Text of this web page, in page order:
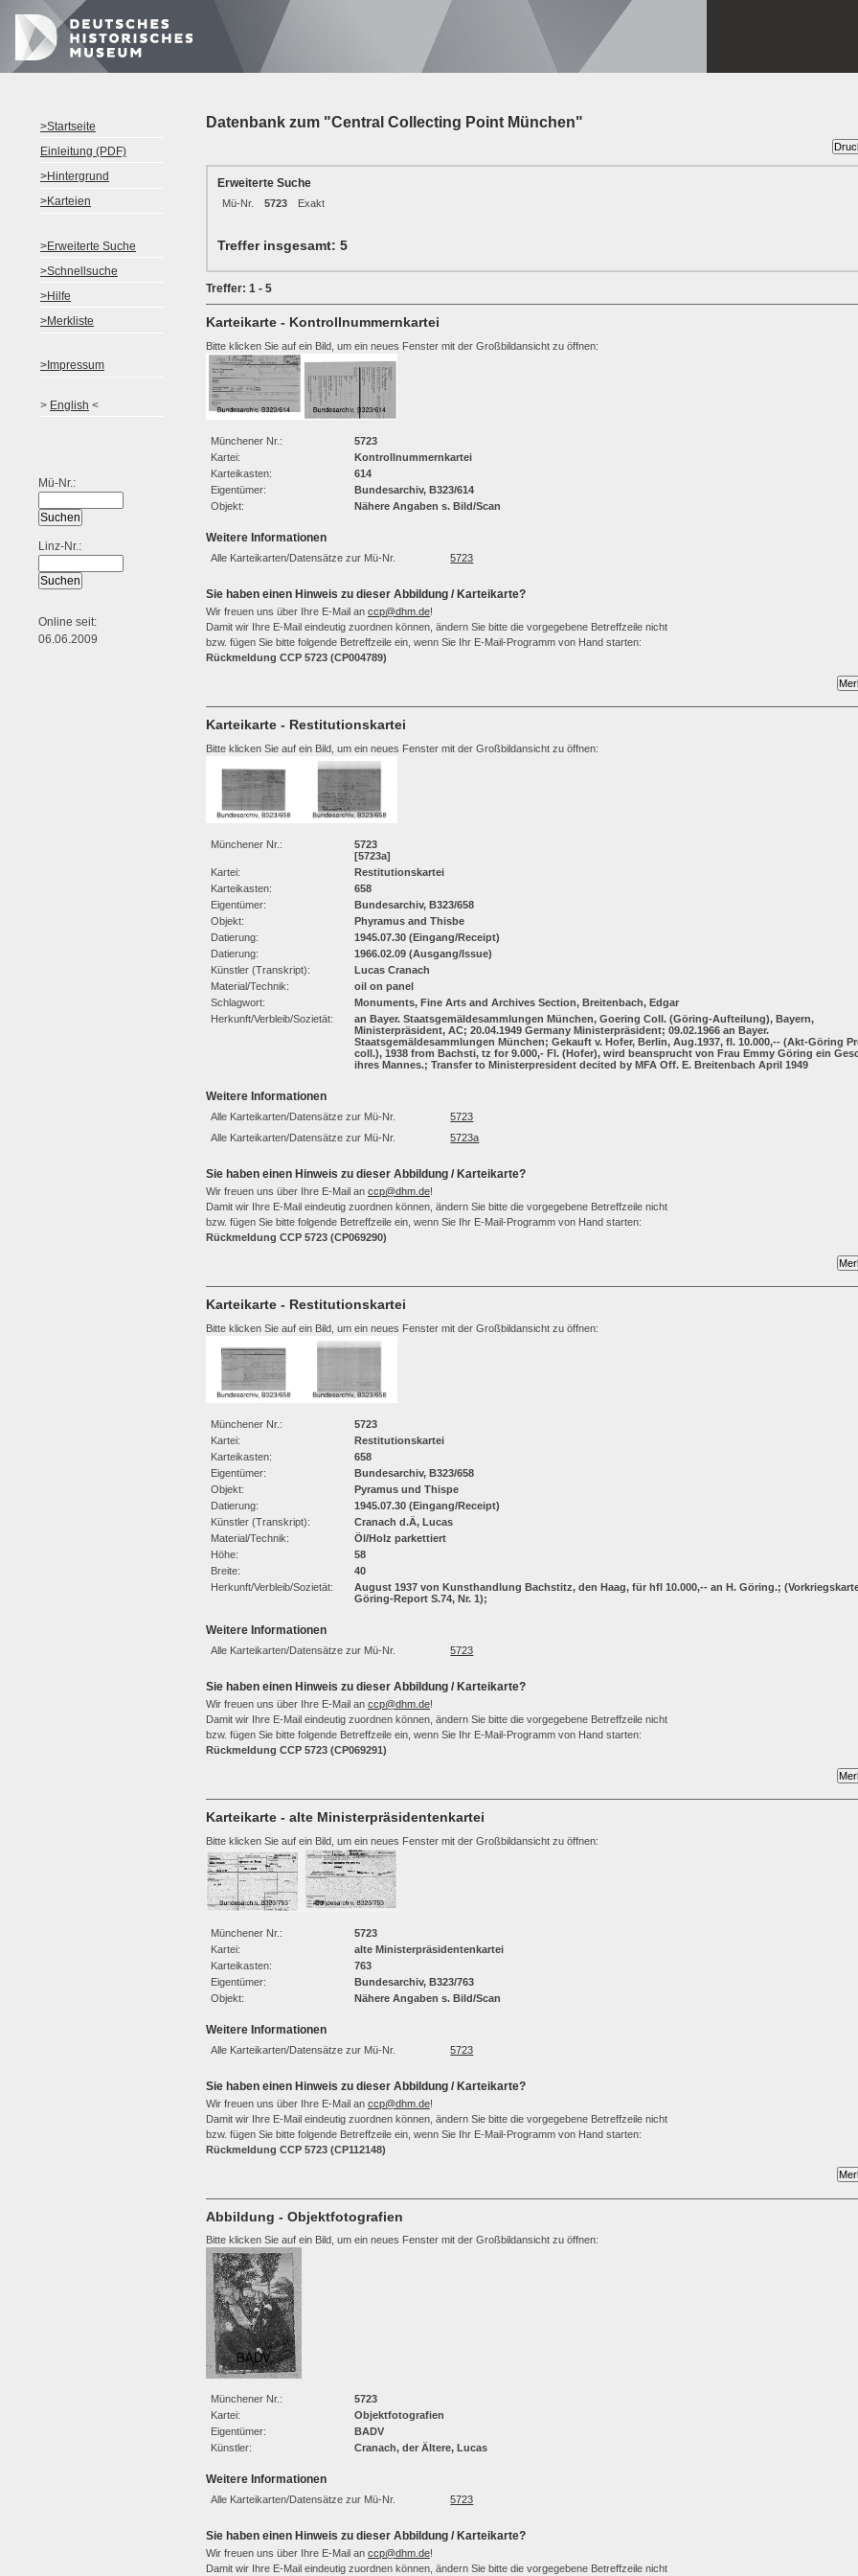
>Startseite
Einleitung (PDF)
>Hintergrund
>Karteien
>Erweiterte Suche
>Schnellsuche
>Hilfe
>Merkliste
>Impressum
> English <
Mü-Nr.:
Linz-Nr.:
Online seit:
06.06.2009
Datenbank zum "Central Collecting Point München"
Erweiterte Suche
Mü-Nr. 5723 Exakt
Treffer insgesamt: 5
Treffer: 1 - 5
Karteikarte - Kontrollnummernkartei
Bitte klicken Sie auf ein Bild, um ein neues Fenster mit der Großbildansicht zu öffnen:
Münchener Nr.:
5723
Kartei:
Kontrollnummernkartei
Karteikasten:
614
Eigentümer:
Bundesarchiv, B323/614
Objekt:
Nähere Angaben s. Bild/Scan
Weitere Informationen
Alle Karteikarten/Datensätze zur Mü-Nr. 5723
Sie haben einen Hinweis zu dieser Abbildung / Karteikarte?
Wir freuen uns über Ihre E-Mail an ccp@dhm.de!
Damit wir Ihre E-Mail eindeutig zuordnen können, ändern Sie bitte die vorgegebene Betreffzeile nicht
bzw. fügen Sie bitte folgende Betreffzeile ein, wenn Sie Ihr E-Mail-Programm von Hand starten:
Rückmeldung CCP 5723 (CP004789)
Karteikarte - Restitutionskartei
Bitte klicken Sie auf ein Bild, um ein neues Fenster mit der Großbildansicht zu öffnen:
Münchener Nr.:
5723
[5723a]
Kartei:
Restitutionskartei
Karteikasten:
658
Eigentümer:
Bundesarchiv, B323/658
Objekt:
Phyramus and Thisbe
Datierung:
1945.07.30 (Eingang/Receipt)
Datierung:
1966.02.09 (Ausgang/Issue)
Künstler (Transkript):
Lucas Cranach
Material/Technik:
oil on panel
Schlagwort:
Monuments, Fine Arts and Archives Section, Breitenbach, Edgar
Herkunft/Verbleib/Sozietät:
an Bayer. Staatsgemäldesammlungen München, Goering Coll. (Göring-Aufteilung), Bayern,
Ministerpräsident, AC; 20.04.1949 Germany Ministerpräsident; 09.02.1966 an Bayer.
Staatsgemäldesammlungen München; Gekauft v. Hofer, Berlin, Aug.1937, fl. 10.000,-- (Akt-Göring
coll.), 1938 from Bachsti, tz for 9.000,- Fl. (Hofer), wird beansprucht von Frau Emmy Göring ein
ihres Mannes.; Transfer to Ministerpresident decited by MFA Off. E. Breitenbach April 1949
Weitere Informationen
Alle Karteikarten/Datensätze zur Mü-Nr.
5723
Alle Karteikarten/Datensätze zur Mü-Nr.
5723a
Sie haben einen Hinweis zu dieser Abbildung / Karteikarte?
Wir freuen uns über Ihre E-Mail an ccp@dhm.de!
Damit wir Ihre E-Mail eindeutig zuordnen können, ändern Sie bitte die vorgegebene Betreffzeile nicht
bzw. fügen Sie bitte folgende Betreffzeile ein, wenn Sie Ihr E-Mail-Programm von Hand starten:
Rückmeldung CCP 5723 (CP069290)
Karteikarte - Restitutionskartei
Bitte klicken Sie auf ein Bild, um ein neues Fenster mit der Großbildansicht zu öffnen:
Münchener Nr.:
5723
Kartei:
Restitutionskartei
Karteikasten:
658
Eigentümer:
Bundesarchiv, B323/658
Objekt:
Pyramus und Thispe
Datierung:
1945.07.30 (Eingang/Receipt)
Künstler (Transkript):
Cranach d.Ä, Lucas
Material/Technik:
Öl/Holz parkettiert
Höhe:
58
Breite:
40
Herkunft/Verbleib/Sozietät:
August 1937 von Kunsthandlung Bachstitz, den Haag, für hfl 10.000,-- an H. Göring.;
Göring-Report S.74, Nr. 1);
Weitere Informationen
Alle Karteikarten/Datensätze zur Mü-Nr. 5723
Sie haben einen Hinweis zu dieser Abbildung / Karteikarte?
Wir freuen uns über Ihre E-Mail an ccp@dhm.de!
Damit wir Ihre E-Mail eindeutig zuordnen können, ändern Sie bitte die vorgegebene Betreffzeile nicht
bzw. fügen Sie bitte folgende Betreffzeile ein, wenn Sie Ihr E-Mail-Programm von Hand starten:
Rückmeldung CCP 5723 (CP069291)
Karteikarte - alte Ministerpräsidentenkartei
Bitte klicken Sie auf ein Bild, um ein neues Fenster mit der Großbildansicht zu öffnen:
Münchener Nr.:
5723
Kartei:
alte Ministerpräsidentenkartei
Karteikasten:
763
Eigentümer:
Bundesarchiv, B323/763
Objekt:
Nähere Angaben s. Bild/Scan
Weitere Informationen
Alle Karteikarten/Datensätze zur Mü-Nr. 5723
Sie haben einen Hinweis zu dieser Abbildung / Karteikarte?
Wir freuen uns über Ihre E-Mail an ccp@dhm.de!
Damit wir Ihre E-Mail eindeutig zuordnen können, ändern Sie bitte die vorgegebene Betreffzeile nicht
bzw. fügen Sie bitte folgende Betreffzeile ein, wenn Sie Ihr E-Mail-Programm von Hand starten:
Rückmeldung CCP 5723 (CP112148)
Abbildung - Objektfotografien
Bitte klicken Sie auf ein Bild, um ein neues Fenster mit der Großbildansicht zu öffnen:
Münchener Nr.:
5723
Kartei:
Objektfotografien
Eigentümer:
BADV
Künstler:
Cranach, der Ältere, Lucas
Weitere Informationen
Alle Karteikarten/Datensätze zur Mü-Nr. 5723
Sie haben einen Hinweis zu dieser Abbildung / Karteikarte?
Wir freuen uns über Ihre E-Mail an ccp@dhm.de!
Damit wir Ihre E-Mail eindeutig zuordnen können, ändern Sie bitte die vorgegebene Betreffzeile nicht